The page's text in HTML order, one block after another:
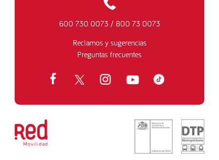
600 730 0073 / 800 73 0073
Reclamos y sugerencias
Preguntas frecuentes